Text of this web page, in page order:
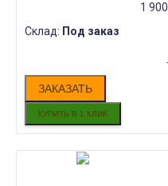
1 900
Склад: Под заказ
ЗАКАЗАТЬ